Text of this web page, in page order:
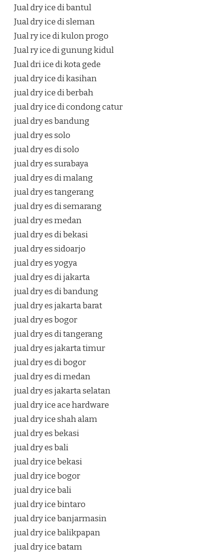
Jual dry ice di bantul
Jual dry ice di sleman
Jual ry ice di kulon progo
Jual ry ice di gunung kidul
Jual dri ice di kota gede
jual dry ice di kasihan
jual dry ice di berbah
jual dry ice di condong catur
jual dry es bandung
jual dry es solo
jual dry es di solo
jual dry es surabaya
jual dry es di malang
jual dry es tangerang
jual dry es di semarang
jual dry es medan
jual dry es di bekasi
jual dry es sidoarjo
jual dry es yogya
jual dry es di jakarta
jual dry es di bandung
jual dry es jakarta barat
jual dry es bogor
jual dry es di tangerang
jual dry es jakarta timur
jual dry es di bogor
jual dry es di medan
jual dry es jakarta selatan
jual dry ice ace hardware
jual dry ice shah alam
jual dry es bekasi
jual dry es bali
jual dry ice bekasi
jual dry ice bogor
jual dry ice bali
jual dry ice bintaro
jual dry ice banjarmasin
jual dry ice balikpapan
jual dry ice batam